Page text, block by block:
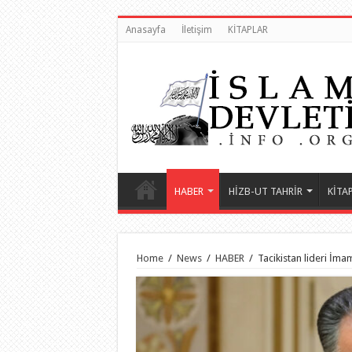
Anasayfa İletişim KİTAPLAR
HABER HİZB-UT TAHRİR
Home / News / HABER / Tacikistan lideri